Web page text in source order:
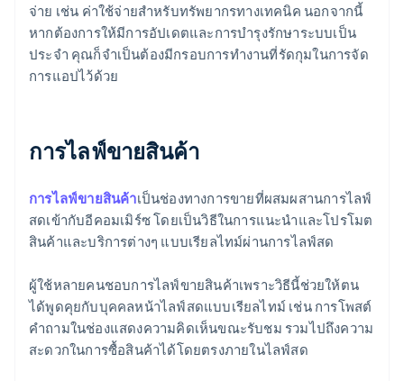
จ่าย เช่น ค่าใช้จ่ายสำหรับทรัพยากรทางเทคนิค นอกจากนี้
หากต้องการให้มีการอัปเดตและการบำรุงรักษาระบบเป็น
ประจำ คุณก็จำเป็นต้องมีกรอบการทำงานที่รัดกุมในการจัด
การแอปไว้ด้วย
การไลฟ์ขายสินค้า
การไลฟ์ขายสินค้าเป็นช่องทางการขายที่ผสมผสานการไลฟ์
สดเข้ากับอีคอมเมิร์ซ โดยเป็นวิธีในการแนะนำและโปรโมต
สินค้าและบริการต่างๆ แบบเรียลไทม์ผ่านการไลฟ์สด
ผู้ใช้หลายคนชอบการไลฟ์ขายสินค้าเพราะวิธีนี้ช่วยให้ตน
ได้พูดคุยกับบุคคลหน้าไลฟ์สดแบบเรียลไทม์ เช่น การโพสต์
คำถามในช่องแสดงความคิดเห็นขณะรับชม รวมไปถึงความ
สะดวกในการซื้อสินค้าได้โดยตรงภายในไลฟ์สด